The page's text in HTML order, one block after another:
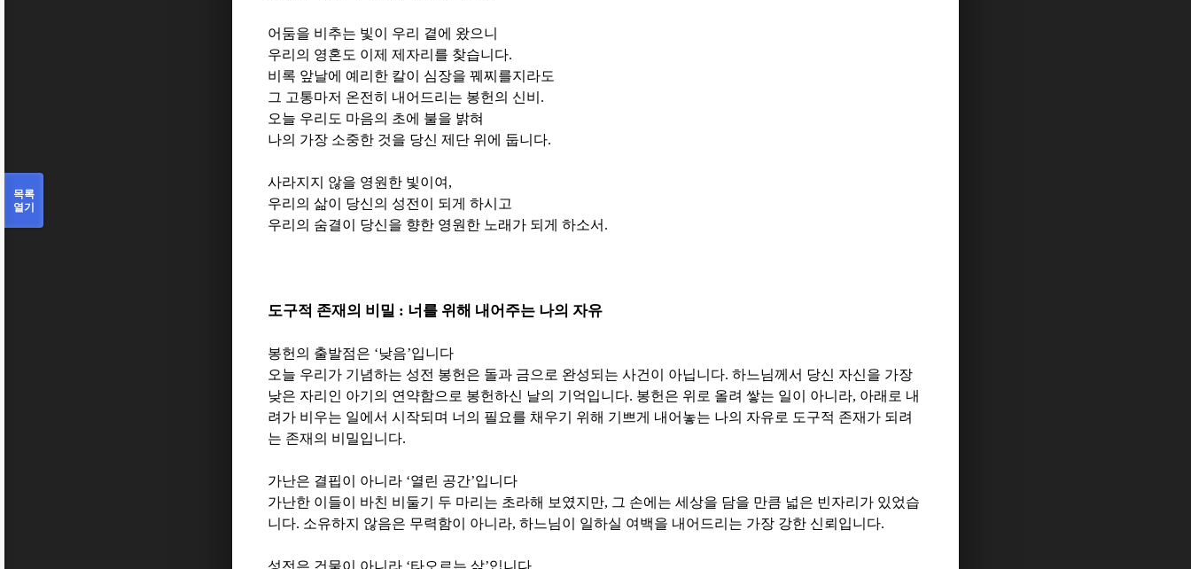
어둠을 비추는 빛이 우리 곁에 왔으니
우리의 영혼도 이제 제자리를 찾습니다.
비록 앞날에 예리한 칼이 심장을 꿰찌를지라도
그 고통마저 온전히 내어드리는 봉헌의 신비 .
오늘 우리도 마음의 초에 불을 밝혀
나의 가장 소중한 것을 당신 제단 위에 둡니다.
사라지지 않을 영원한 빛이여 ,
우리의 삶이 당신의 성전이 되게 하시고
우리의 숨결이 당신을 향한 영원한 노래가 되게 하소서 .
도구적 존재의 비밀 : 너를 위해 내어주는 나의 자유
봉헌의 출발점은 ‘낮음’입니다
오늘 우리가 기념하는 성전 봉헌은 돌과 금으로 완성되는 사건이 아닙니다. 하느님께서 당신 자신을 가장
낮은 자리인 아기의 연약함으로 봉헌하신 날의 기억입니다. 봉헌은 위로 올려 쌓는 일이 아니라, 아래로 내
려가 비우는 일에서 시작되며 너의 필요를 채우기 위해 기쁘게 내어놓는 나의 자유로 도구적 존재가 되려
는 존재의 비밀입니다.
가난은 결핍이 아니라 ‘열린 공간’입니다
가난한 이들이 바친 비둘기 두 마리는 초라해 보였지만, 그 손에는 세상을 담을 만큼 넓은 빈자리가 있었습
니다. 소유하지 않음은 무력함이 아니라, 하느님이 일하실 여백을 내어드리는 가장 강한 신뢰입니다.
목록
열기